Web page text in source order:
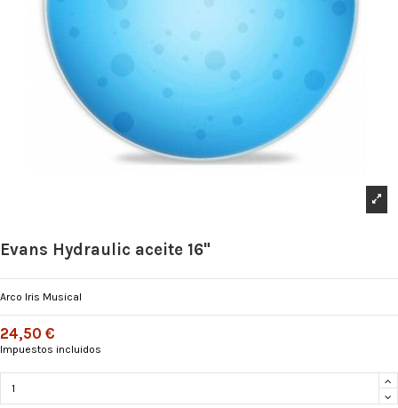
Evans Hydraulic aceite 16"
Arco Iris Musical
24,50 €
Impuestos incluidos